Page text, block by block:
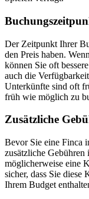
Der Zeitpunkt Ihrer
den Preis haben.
können Sie oft
auch die
Unterkünfte sind oft
früh wie möglich zu
Zusätzliche
Bevor Sie eine Finca
zusätzliche Gebühren
möglicherweise eine
sicher, dass Sie diese
Ihrem Budget